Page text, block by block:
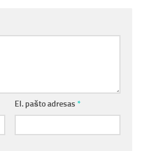
El. pašto adresas *